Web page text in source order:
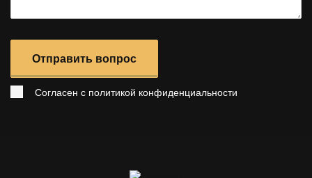
Отправить вопрос
Согласен с политикой конфиденциальности